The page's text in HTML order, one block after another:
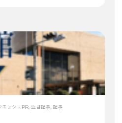
ッシュPR, 注目記事, 記事